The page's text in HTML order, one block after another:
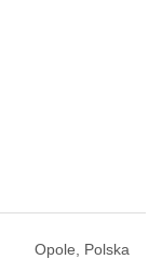
Opole, Polska